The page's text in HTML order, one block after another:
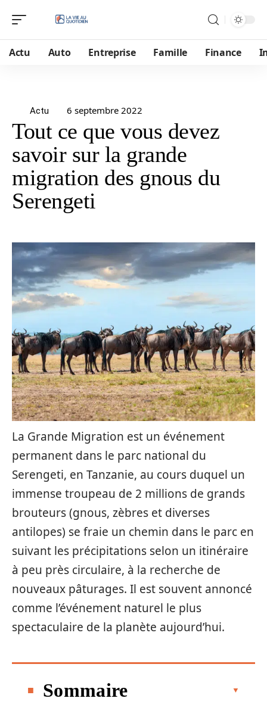
Actu Auto Entreprise Famille Finance
Actu 6 septembre 2022
Tout ce que vous devez
savoir sur la grande
migration des gnous du
Serengeti
La Grande Migration est un événement
permanent dans le parc national du
Serengeti, en Tanzanie, au cours duquel un
immense troupeau de 2 millions de grands
brouteurs (gnous, zèbres et diverses
antilopes) se fraie un chemin dans le parc en
suivant les précipitations selon un itinéraire
à peu près circulaire, à la recherche de
nouveaux pâturages. Il est souvent annoncé
comme l’événement naturel le plus
spectaculaire de la planète aujourd’hui.
Sommaire